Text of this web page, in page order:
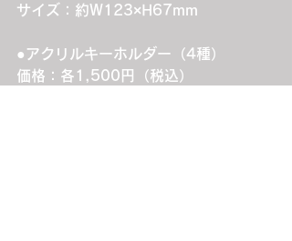
サイズ：約W123×H67mm
●アクリルキーホルダー（4種）
価格：各1,500円（税込）